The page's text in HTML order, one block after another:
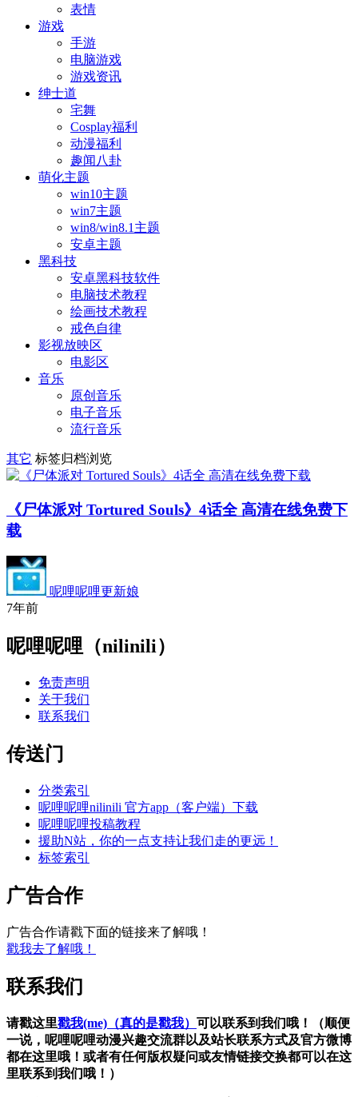
表情
游戏
手游
电脑游戏
游戏资讯
绅士道
宅舞
Cosplay福利
动漫福利
趣闻八卦
萌化主题
win10主题
win7主题
win8/win8.1主题
安卓主题
黑科技
安卓黑科技软件
电脑技术教程
绘画技术教程
戒色自律
影视放映区
电影区
音乐
原创音乐
电子音乐
流行音乐
其它 标签归档浏览
《尸体派对 Tortured Souls》4话全 高清在线免费下
载
呢哩呢哩更新娘
7年前
呢哩呢哩（nilinili）
免责声明
关于我们
联系我们
传送门
分类索引
呢哩呢哩nilinili 官方app（客户端）下载
呢哩呢哩投稿教程
援助N站，你的一点支持让我们走的更远！
标签索引
广告合作
广告合作请戳下面的链接来了解哦！
戳我去了解哦！
联系我们
请戳这里戳我(me)（真的是戳我） 可以联系到我们哦！（顺便
一说，呢哩呢哩动漫兴趣交流群以及站长联系方式及官方微博
都在这里哦！或者有任何版权疑问或友情链接交换都可以在这
里联系到我们哦！）